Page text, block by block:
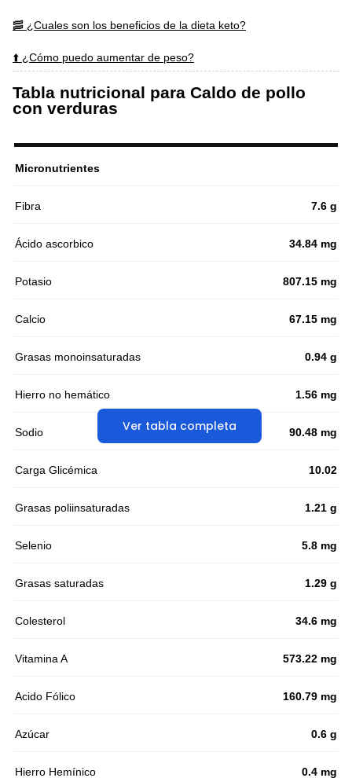
🥓 ¿Cuales son los beneficios de la dieta keto?
⬆️ ¿Cómo puedo aumentar de peso?
Tabla nutricional para Caldo de pollo
con verduras
Ver tabla completa
Micronutrientes
Fibra 7.6 g
Ácido ascorbico 34.84 mg
Potasio 807.15 mg
Calcio 67.15 mg
Grasas monoinsaturadas 0.94 g
Hierro no hemático 1.56 mg
Sodio 90.48 mg
Carga Glicémica 10.02
Grasas poliinsaturadas 1.21 g
Selenio 5.8 mg
Grasas saturadas 1.29 g
Colesterol 34.6 mg
Vitamina A 573.22 mg
Acido Fólico 160.79 mg
Azúcar 0.6 g
Hierro Hemínico 0.4 mg